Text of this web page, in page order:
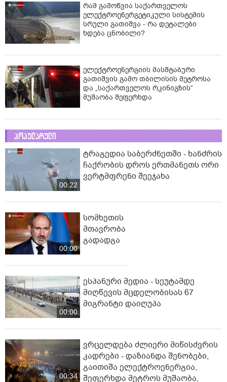
რამ გამოწვია საქართველოს
ელექტროენერგეტიკული სისტემის
სრული გათიშვა - რა დეტალები
ხდება ცნობილი?
ელექტროენერგიის მასშტაბური
გათიშვის გამო თბილისის მეტროსა
და „საქართველოს რკინიგზის“
მუშაობა შეფერხდა
პოპულარული
00:22
ტრაგედია საბერძნეთში - ხანძრის
ჩაქრობის დროს ერთმანეთს ორი
ვერტმფრენი შეეჯახა
00:00
სომხეთის
მთავრობა
გადადგა
00:00
ესპანური მედია - სეუტამდე
მიღწევის მცდელობისას 67
მიგრანტი დაიღუპა
00:34
ვრცელდება ძლიერი მიწისძვრის
კადრები - დაზიანდა შენობები,
გაითიშა ელექტროენერგია,
შეფერხდა მეტროს მუშაობა,